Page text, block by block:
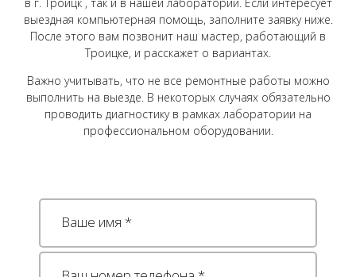
выездная компьютерная помощь, заполните заявку ниже.
После этого вам позвонит наш мастер, работающий в
Троицке, и расскажет о вариантах.
Важно учитывать, что не все ремонтные работы можно
выполнить на выезде. В некоторых случаях обязательно
проводить диагностику в рамках лаборатории на
профессиональном оборудовании.